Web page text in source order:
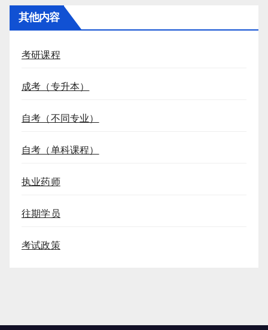
其他内容
考研课程
成考（专升本）
自考（不同专业）
自考（单科课程）
执业药师
往期学员
考试政策